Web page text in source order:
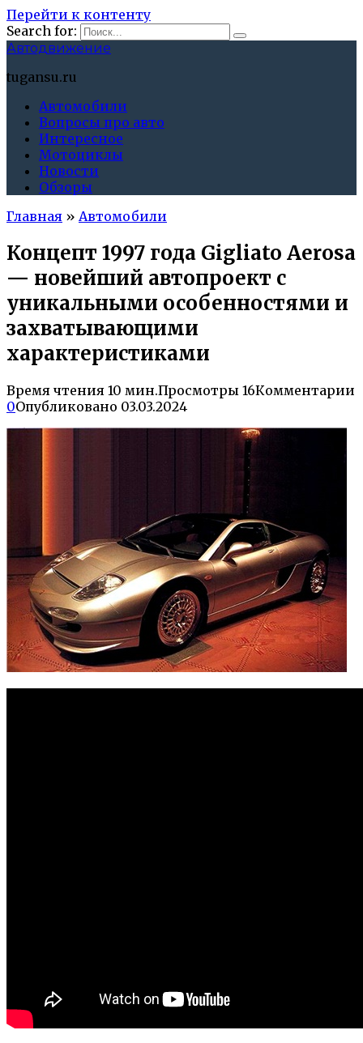
Перейти к контенту
Search for:
Автодвижение
tugansu.ru
Автомобили
Вопросы про авто
Интересное
Мотоциклы
Новости
Обзоры
Главная » Автомобили
Концепт 1997 года Gigliato Aerosa
— новейший автопроект с
уникальными особенностями и
захватывающими
характеристиками
Время чтения 10 мин.Просмотры 16Комментарии
0Опубликовано 03.03.2024